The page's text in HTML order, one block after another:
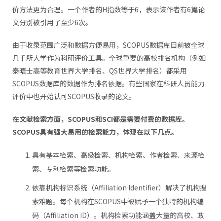
价方法更为合理。一个作者的H指数等于6，表示该作者有6篇论
文分别被引用了至少6次。
由于收录范围广泛和数据方便易用，SCOPUS数据库目前被全球
几千所大学作为科研评价工具。全球重要的高校排名机构（例如
泰晤士高等教育世界大学排名、QS世界大学排名）都采用
SCOPUS数据库的数据作为排名依据。有些国家在科研人员能力
评价中也开始认可SCOPUS收录的论文。
在文献检索方面，SCOPUS和SCI都是需要付费的数据库。
SCOPUS具有强大易用的检索能力，体现在以下几点。
具有基本检索、高级检索、机构检索、作者检索、来源检
索、专利检索等检索功能。
依靠机构标识系统（Affiliation Identifier）解决了机构搜
索难题。每个机构在SCOPUS中被赋予一个独特的机构编
码（Affiliation ID）。机构检索功能涵盖大量的高校、政